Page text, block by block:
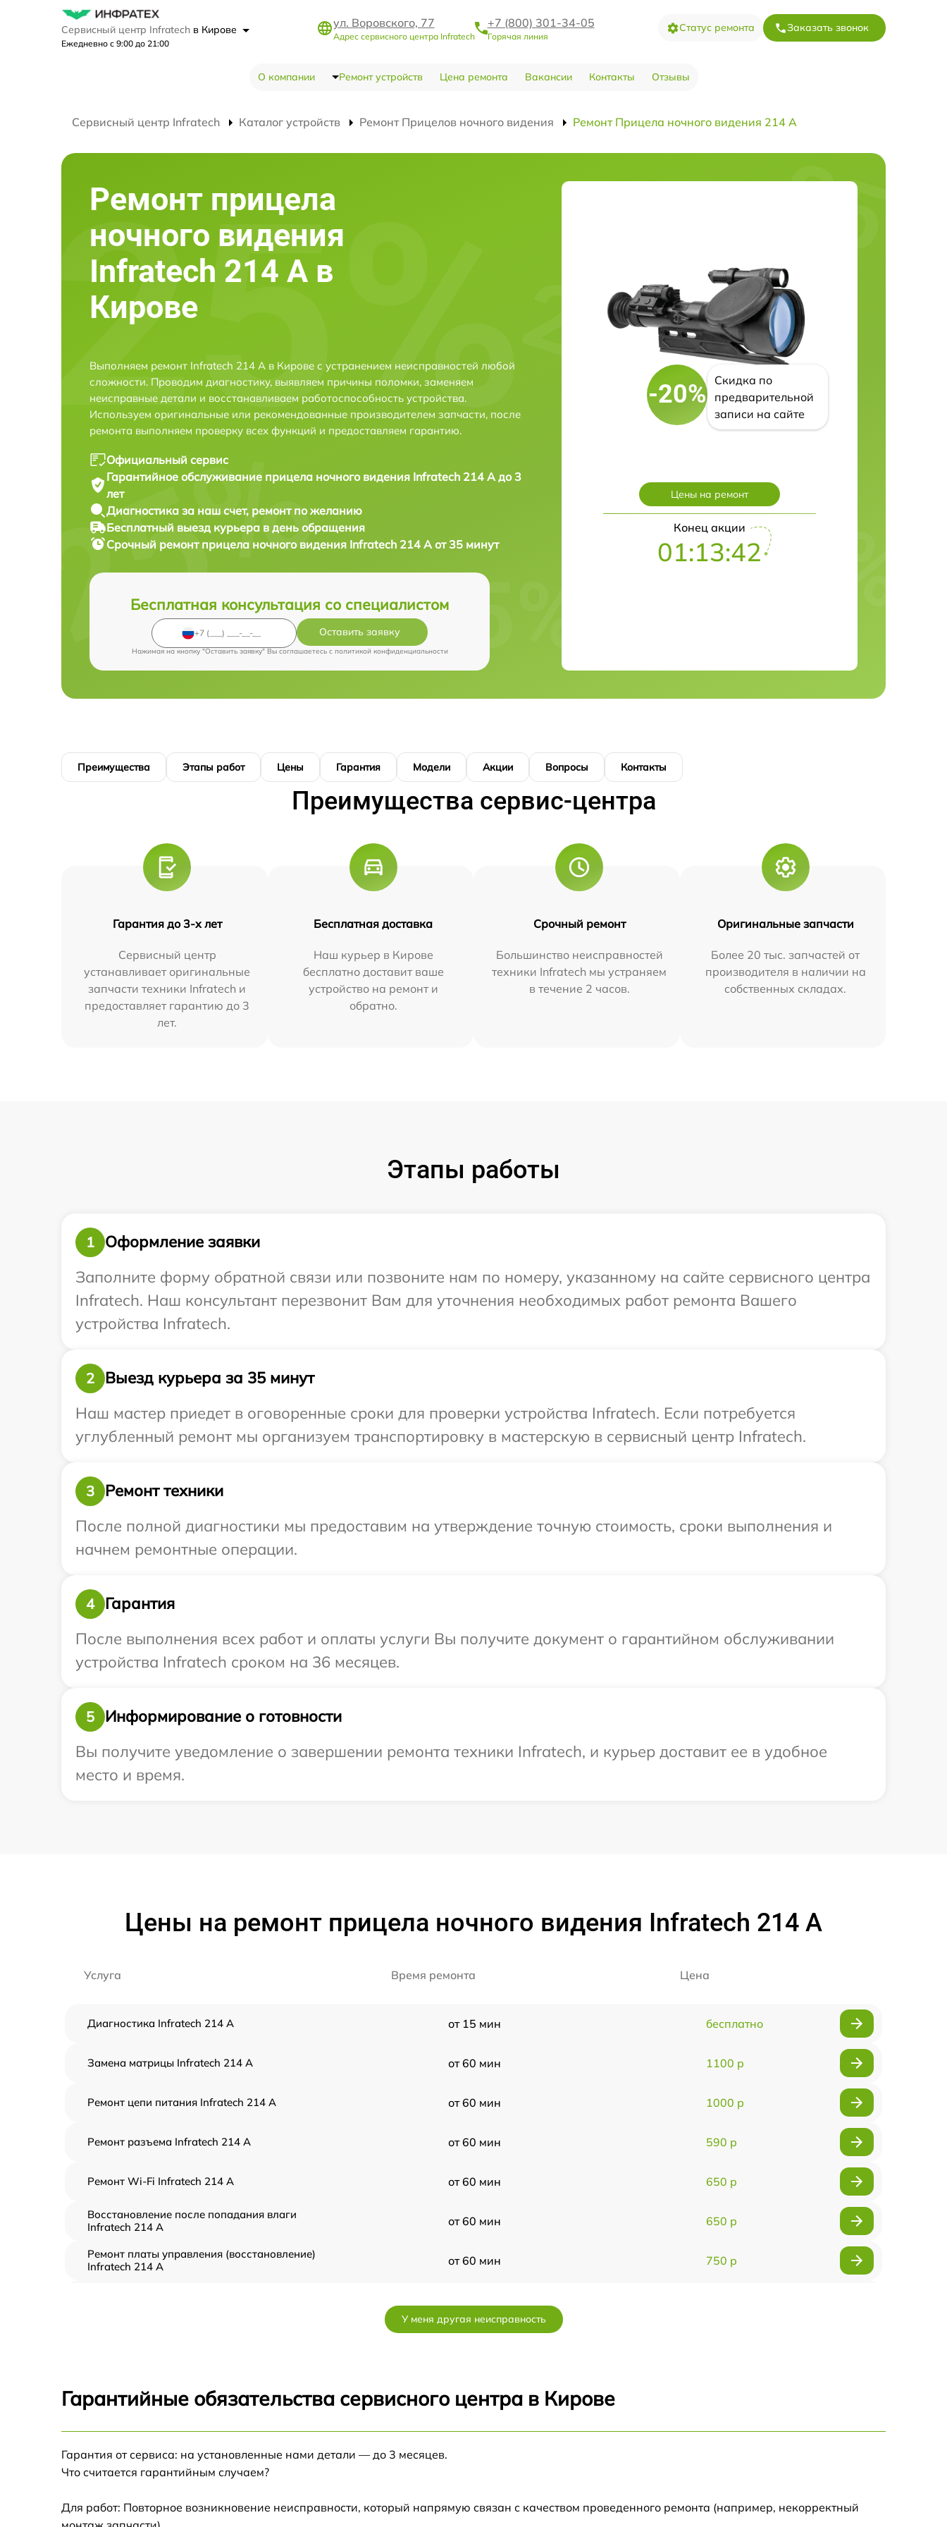
Сервисный центр Infratech в Кирове
Ежедневно с 9:00 до 21:00
ул. Воровского, 77
Адрес сервисного центра Infratech
+7 (800) 301-34-05
Горячая линия
Статус ремонта Заказать звонок
О компании Ремонт устройств Цена ремонта Вакансии Контакты Отзывы
Сервисный центр Infratech Каталог устройств Ремонт Прицелов ночного видения Ремонт Прицела ночного видения 214 А
Ремонт прицела
ночного видения
Infratech 214 А в
Кирове
Выполняем ремонт Infratech 214 А в Кирове с устранением неисправностей любой
сложности. Проводим диагностику, выявляем причины поломки, заменяем
неисправные детали и восстанавливаем работоспособность устройства.
Используем оригинальные или рекомендованные производителем запчасти, после
ремонта выполняем проверку всех функций и предоставляем гарантию.
Официальный сервис
Гарантийное обслуживание прицела ночного видения Infratech 214 А до 3
лет
Диагностика за наш счет, ремонт по желанию
Бесплатный выезд курьера в день обращения
Срочный ремонт прицела ночного видения Infratech 214 А от 35 минут
Бесплатная консультация со специалистом
Оставить заявку
Нажимая на кнопку "Оставить заявку" Вы соглашаетесь c политикой конфиденциальности
-20%
Скидка по
предварительной
записи на сайте
Цены на ремонт
Конец акции
01:13:42
Преимущества Этапы работ Цены Гарантия Модели Акции Вопросы Контакты
Преимущества сервис-центра
Гарантия до 3-х лет
Сервисный центр
устанавливает оригинальные
запчасти техники Infratech и
предоставляет гарантию до 3
лет.
Бесплатная доставка
Наш курьер в Кирове
бесплатно доставит ваше
устройство на ремонт и
обратно.
Срочный ремонт
Большинство неисправностей
техники Infratech мы устраняем
в течение 2 часов.
Оригинальные запчасти
Более 20 тыс. запчастей от
производителя в наличии на
собственных складах.
Этапы работы
1
Оформление заявки
Заполните форму обратной связи или позвоните нам по номеру, указанному на сайте сервисного центра
Infratech. Наш консультант перезвонит Вам для уточнения необходимых работ ремонта Вашего
устройства Infratech.
2
Выезд курьера за 35 минут
Наш мастер приедет в оговоренные сроки для проверки устройства Infratech. Если потребуется
углубленный ремонт мы организуем транспортировку в мастерскую в сервисный центр Infratech.
3
Ремонт техники
После полной диагностики мы предоставим на утверждение точную стоимость, сроки выполнения и
начнем ремонтные операции.
4
Гарантия
После выполнения всех работ и оплаты услуги Вы получите документ о гарантийном обслуживании
устройства Infratech сроком на 36 месяцев.
5
Информирование о готовности
Вы получите уведомление о завершении ремонта техники Infratech, и курьер доставит ее в удобное
место и время.
Цены на ремонт прицела ночного видения Infratech 214 А
Услуга Время ремонта Цена
Диагностика Infratech 214 А от 15 мин бесплатно
Замена матрицы Infratech 214 А от 60 мин 1100 р
Ремонт цепи питания Infratech 214 А от 60 мин 1000 р
Ремонт разъема Infratech 214 А от 60 мин 590 р
Ремонт Wi-Fi Infratech 214 А от 60 мин 650 р
Восстановление после попадания влаги
Infratech 214 А
от 60 мин 650 р
Ремонт платы управления (восстановление)
Infratech 214 А
от 60 мин 750 р
Замена процессора Infratech 214 А
У меня другая неисправность
Гарантийные обязательства сервисного центра в Кирове
Гарантия от сервиса: на установленные нами детали — до 3 месяцев.
Что считается гарантийным случаем?
Для работ: Повторное возникновение неисправности, который напрямую связан с качеством проведенного ремонта (например, некорректный